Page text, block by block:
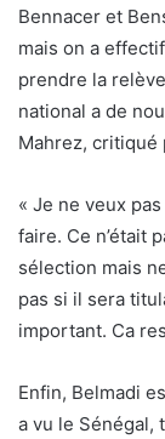
Bennacer et
mais on a
prendre la
national a de
Mahrez, critiqué
« Je ne veux
faire. Ce n’était
sélection mais
pas si il sera
important. Ca
Enfin, Belmadi
a vu le Sénégal,